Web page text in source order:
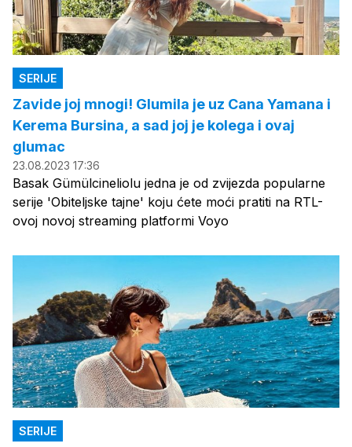
SERIJE
Zavide joj mnogi! Glumila je uz Cana Yamana i
Kerema Bursina, a sad joj je kolega i ovaj
glumac
23.08.2023 17:36
Basak Gümülcineliolu jedna je od zvijezda popularne
serije 'Obiteljske tajne' koju ćete moći pratiti na RTL-
ovoj novoj streaming platformi Voyo
SERIJE